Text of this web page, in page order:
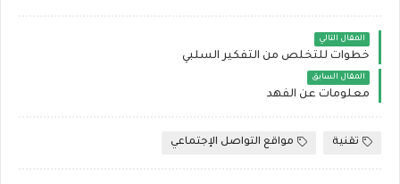
المقال التالي
خطوات للتخلص من التفكير السلبي
المقال السابق
معلومات عن الفهد
تقنية مواقع التواصل الإجتماعي